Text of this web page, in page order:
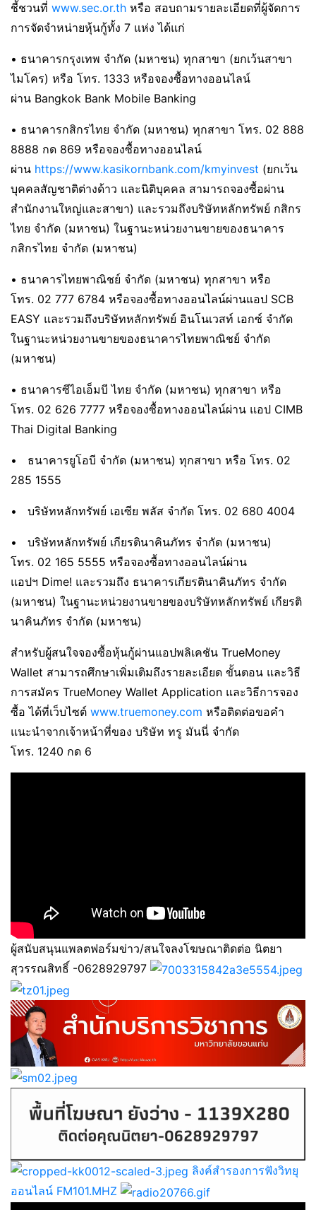
ชี้ชวนที่ www.sec.or.th หรือ สอบถามรายละเอียดที่ผู้จัดการ
การจัดจำหน่ายหุ้นกู้ทั้ง 7 แห่ง ได้แก่
• ธนาคารกรุงเทพ จำกัด (มหาชน) ทุกสาขา (ยกเว้นสาขา
ไมโคร) หรือ โทร. 1333 หรือจองซื้อทางออนไลน์
ผ่าน Bangkok Bank Mobile Banking
• ธนาคารกสิกรไทย จำกัด (มหาชน) ทุกสาขา โทร. 02 888
8888 กด 869 หรือจองซื้อทางออนไลน์
ผ่าน https://www.kasikornbank.com/kmyinvest (ยกเว้น
บุคคลสัญชาติต่างด้าว และนิติบุคคล สามารถจองซื้อผ่าน
สำนักงานใหญ่และสาขา) และรวมถึงบริษัทหลักทรัพย์ กสิกร
ไทย จำกัด (มหาชน) ในฐานะหน่วยงานขายของธนาคาร
กสิกรไทย จำกัด (มหาชน)
• ธนาคารไทยพาณิชย์ จำกัด (มหาชน) ทุกสาขา หรือ
โทร. 02 777 6784 หรือจองซื้อทางออนไลน์ผ่านแอป SCB
EASY และรวมถึงบริษัทหลักทรัพย์ อินโนเวสท์ เอกซ์ จำกัด
ในฐานะหน่วยงานขายของธนาคารไทยพาณิชย์ จำกัด
(มหาชน)
• ธนาคารซีไอเอ็มบี ไทย จำกัด (มหาชน) ทุกสาขา หรือ
โทร. 02 626 7777 หรือจองซื้อทางออนไลน์ผ่าน แอป CIMB
Thai Digital Banking
• ธนาคารยูโอบี จำกัด (มหาชน) ทุกสาขา หรือ โทร. 02
285 1555
• บริษัทหลักทรัพย์ เอเซีย พลัส จำกัด โทร. 02 680 4004
• บริษัทหลักทรัพย์ เกียรตินาคินภัทร จำกัด (มหาชน)
โทร. 02 165 5555 หรือจองซื้อทางออนไลน์ผ่าน
แอปฯ Dime! และรวมถึง ธนาคารเกียรตินาคินภัทร จำกัด
(มหาชน) ในฐานะหน่วยงานขายของบริษัทหลักทรัพย์ เกียรติ
นาคินภัทร จำกัด (มหาชน)
สำหรับผู้สนใจจองซื้อหุ้นกู้ผ่านแอปพลิเคชัน TrueMoney
Wallet สามารถศึกษาเพิ่มเติมถึงรายละเอียด ขั้นตอน และวิธี
การสมัคร TrueMoney Wallet Application และวิธีการจอง
ซื้อ ได้ที่เว็บไซต์ www.truemoney.com หรือติดต่อขอคำ
แนะนำจากเจ้าหน้าที่ของ บริษัท ทรู มันนี่ จำกัด
โทร. 1240 กด 6
ผู้สนับสนุนแพลตฟอร์มข่าว/สนใจลงโฆษณาติดต่อ นิตยา
สุวรรณสิทธิ์ -0628929797
ลิงค์สำรองการฟังวิทยุ
ออนไลน์ FM101.MHZ